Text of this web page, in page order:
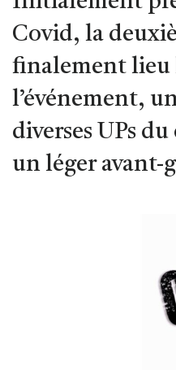
Covid, la
finalement lieu
l’événement,
diverses UPs
un léger avant-